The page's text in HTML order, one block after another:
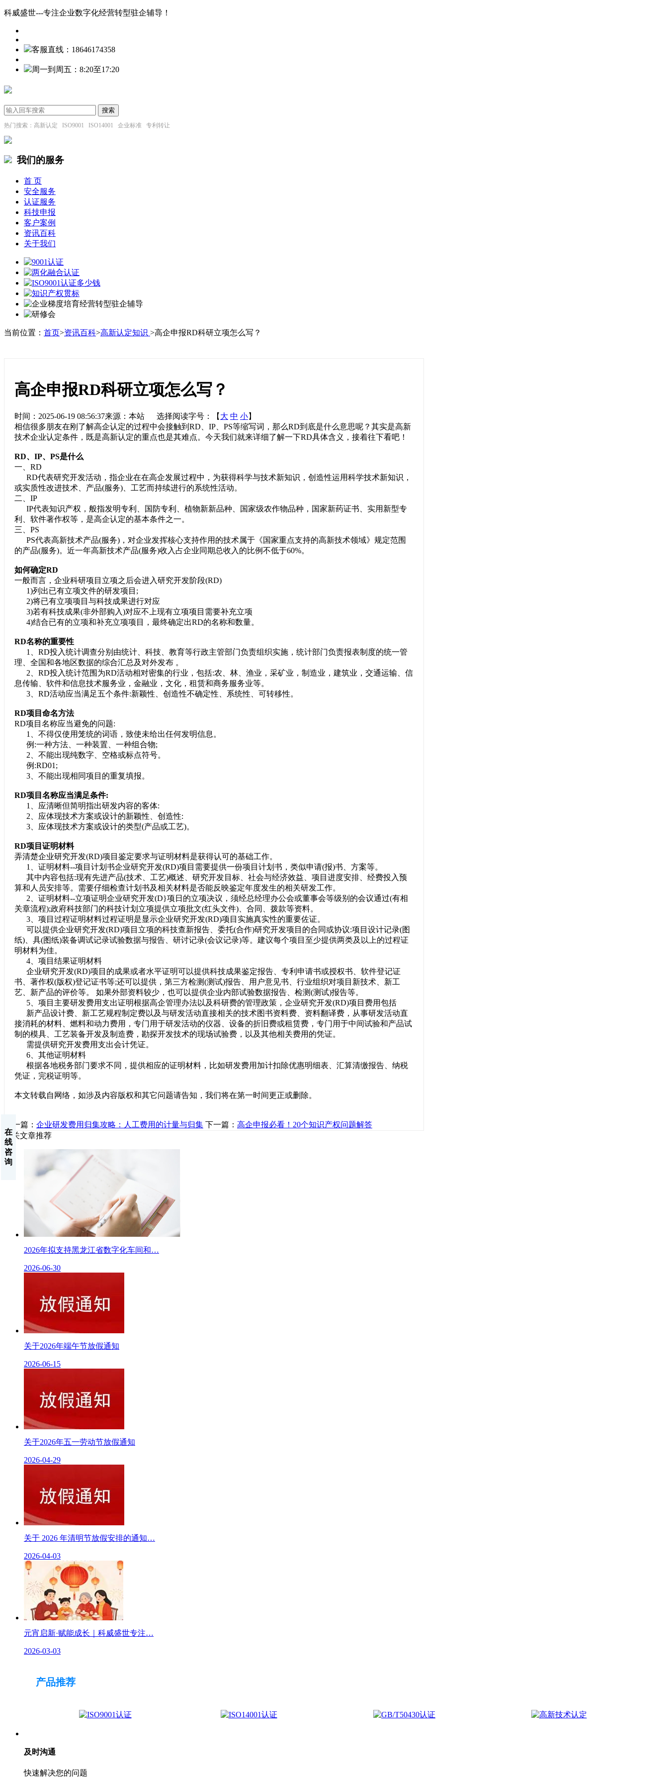
科威盛世---专注企业数字化经营转型驻企辅导！
客服直线：18646174358
周一到周五：8:20至17:20
热门搜索：高新认定 ISO9001 ISO14001 企业标准 专利转让
我们的服务
首 页
安全服务
认证服务
科技申报
客户案例
资讯百科
关于我们
当前位置： 首页>资讯百科>高新认定知识 >高企申报RD科研立项怎么写？
高企申报RD科研立项怎么写？
时间：2025-06-19 08:56:37来源：本站 选择阅读字号：【 大 中 小】
相信很多朋友在刚了解高企认定的过程中会接触到RD、IP、PS等缩写词，那么RD到底是什么意思呢？其实是高新
技术企业认定条件，既是高新认定的重点也是其难点。今天我们就来详细了解一下RD具体含义，接着往下看吧！
RD、IP、PS是什么
一、RD
RD代表研究开发活动，指企业在在高企发展过程中，为获得科学与技术新知识，创造性运用科学技术新知识，
或实质性改进技术、产品(服务)、工艺而持续进行的系统性活动。
二、IP
IP代表知识产权，般指发明专利、国防专利、植物新新品种、国家级农作物品种，国家新药证书、实用新型专
利、软件著作权等，是高企认定的基本条件之一。
三、PS
PS代表高新技术产品(服务)，对企业发挥核心支持作用的技术属于《国家重点支持的高新技术领域》规定范围
的产品(服务)。近一年高新技术产品(服务)收入占企业同期总收入的比例不低于60%。
如何确定RD
一般而言，企业科研项目立项之后会进入研究开发阶段(RD)
1)列出已有立项文件的研发项目;
2)将已有立项项目与科技成果进行对应
3)若有科技成果(非外部购入)对应不上现有立项项目需要补充立项
4)结合已有的立项和补充立项项目，最终确定出RD的名称和数量。
RD名称的重要性
1、RD投入统计调查分别由统计、科技、教育等行政主管部门负责组织实施，统计部门负责报表制度的统一管
理、全国和各地区数据的综合汇总及对外发布 。
2、RD投入统计范围为RD活动相对密集的行业，包括:农、林、渔业，采矿业，制造业，建筑业，交通运输、信
息传输、软件和信息技术服务业，金融业，文化，租赁和商务服务业等。
3、RD活动应当满足五个条件:新颖性、创造性不确定性、系统性、可转移性。
RD项目命名方法
RD项目名称应当避免的问题:
1、不得仅使用笼统的词语，致使未给出任何发明信息。
例:一种方法、一种装置、一种组合物;
2、不能出现纯数字、空格或标点符号。
例:RD01;
3、不能出现相同项目的重复填报。
RD项目名称应当满足条件:
1、应清晰但简明指出研发内容的客体:
2、应体现技术方案或设计的新颖性、创造性:
3、应体现技术方案或设计的类型(产品或工艺)。
RD项目证明材料
弄清楚企业研究开发(RD)项目鉴定要求与证明材料是获得认可的基础工作。
1、证明材料--项目计划书企业研究开发(RD)项目需要提供一份项目计划书，类似申请(报)书、方案等。
其中内容包括:现有先进产品(技术、工艺)概述、研究开发目标、社会与经济效益、项目进度安排、经费投入预
算和人员安排等。需要仔细检查计划书及相关材料是否能反映鉴定年度发生的相关研发工作。
2、证明材料--立项证明企业研究开发(D}项日的立项决议，须经总经理办公会或董事会等级别的会议通过(有相
关章流程);政府科技部门的科技计划立项提供立项批文(红头文件)、合同、拨款等资料。
3、项目过程证明材料过程证明是显示企业研究开发(RD)项目实施真实性的重要佐证。
可以提供企业研究开发(RD)项目立项的科技查新报告、委托(合作)研究开发项目的合同或协议:项目设计记录(图
纸)、具(图纸)装备调试记录试验数据与报告、研讨记录(会议记录)等。建议每个项目至少提供两类及以上的过程证
明材料为佳。
4、项目结果证明材料
企业研究开发(RD)项目的成果或者水平证明可以提供科技成果鉴定报告、专利申请书或授权书、软件登记证
书、著作权(版权)登记证书等;还可以提供，第三方检测(测试)报告、用户意见书、行业组织对项目新技术、新工
艺、新产品的评价等。 如果外部资料较少，也可以提供企业内部试验数据报告、检测(测试)报告等。
5、项目主要研发费用支出证明根据高企管理办法以及科研费的管理政策，企业研究开发(RD)项目费用包括
新产品设计费、新工艺规程制定费以及与研发活动直接相关的技术图书资料费、资料翻译费，从事研发活动直
接消耗的材料、燃料和动力费用，专门用于研发活动的仪器、设备的折旧费或租赁费，专门用于中间试验和产品试
制的模具、工艺装备开发及制造费，勘探开发技术的现场试验费，以及其他相关费用的凭证。
需提供研究开发费用支出会计凭证。
6、其他证明材料
根据各地税务部门要求不同，提供相应的证明材料，比如研发费用加计扣除优惠明细表、汇算清缴报告、纳税
凭证，完税证明等。
本文转载自网络，如涉及内容版权和其它问题请告知，我们将在第一时间更正或删除。
上一篇： 企业研发费用归集攻略：人工费用的计量与归集 下一篇： 高企申报必看！20个知识产权问题解答
相关文章推荐
2026年拟支持黑龙江省数字化车间和…
2026-06-30
关于2026年端午节放假通知
2026-06-15
关于2026年五一劳动节放假通知
2026-04-29
关于 2026 年清明节放假安排的通知…
2026-04-03
元宵启新·赋能成长｜科威盛世专注…
2026-03-03
产品推荐
及时沟通
快速解决您的问题
在
线
咨
询